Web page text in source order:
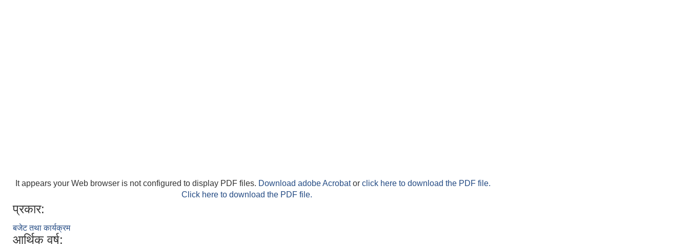
It appears your Web browser is not configured to display PDF files. Download adobe Acrobator click here to download the PDF file.
Click here to download the PDF file.
प्रकार:
बजेट तथा कार्यक्रम
आर्थिक वर्ष: